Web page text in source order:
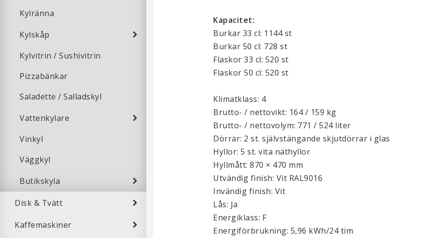
Kylränna
Kylskåp
Kylvitrin / Sushivitrin
Pizzabänkar
Saladette / Salladskyl
Vattenkylare
Vinkyl
Väggkyl
Butikskyla
Disk & Tvätt
Kaffemaskiner
Kapacitet:
Burkar 33 cl: 1144 st
Burkar 50 cl: 728 st
Flaskor 33 cl: 520 st
Flaskor 50 cl: 520 st
Klimatklass: 4
Brutto- / nettovikt: 164 / 159 kg
Brutto- / nettovolym: 771 / 524 liter
Dörrar: 2 st. självstängande skjutdörrar i glas
Hyllor: 5 st. vita näthyllor
Hyllmått: 870 × 470 mm
Utvändig finish: Vit RAL9016
Invändig finish: Vit
Lås: Ja
Energiklass: F
Energiförbrukning: 5,96 kWh/24 tim